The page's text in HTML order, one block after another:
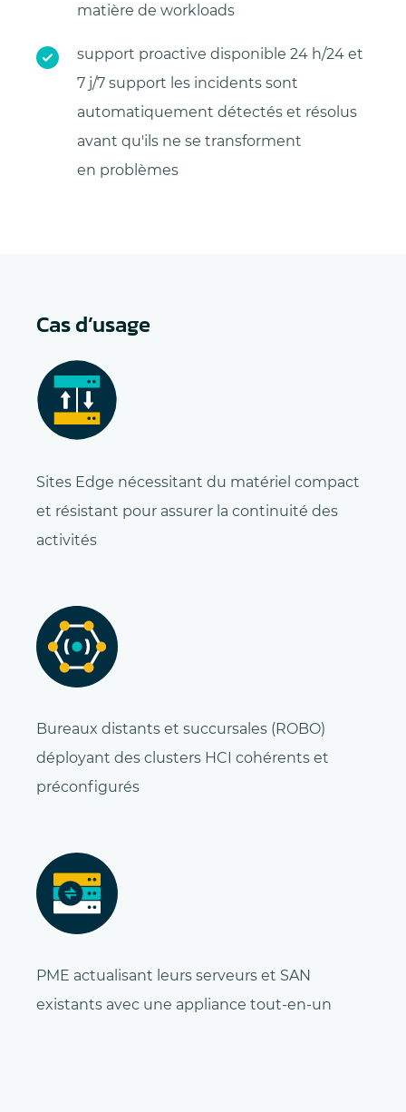
matière de workloads
support proactive disponible 24 h/24 et
7 j/7 support les incidents sont
automatiquement détectés et résolus
avant qu'ils ne se transforment
en problèmes
Cas d’usage
Sites Edge nécessitant du matériel compact
et résistant pour assurer la continuité des
activités
Bureaux distants et succursales (ROBO)
déployant des clusters HCI cohérents et
préconfigurés
PME actualisant leurs serveurs et SAN
existants avec une appliance tout-en-un